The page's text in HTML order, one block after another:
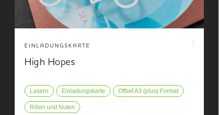
EINLADUNGSKARTE
High Hopes
Lasern Einladungskarte Offset A3 (plus) Format
Rillen und Nuten